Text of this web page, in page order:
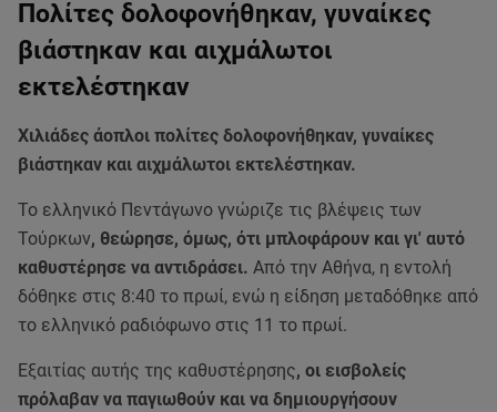
Πολίτες δολοφονήθηκαν, γυναίκες
βιάστηκαν και αιχμάλωτοι
εκτελέστηκαν
Χιλιάδες άοπλοι πολίτες δολοφονήθηκαν, γυναίκες
βιάστηκαν και αιχμάλωτοι εκτελέστηκαν.
Το ελληνικό Πεντάγωνο γνώριζε τις βλέψεις των
Τούρκων, θεώρησε, όμως, ότι μπλοφάρουν και γι' αυτό
καθυστέρησε να αντιδράσει. Από την Αθήνα, η εντολή
δόθηκε στις 8:40 το πρωί, ενώ η είδηση μεταδόθηκε από
το ελληνικό ραδιόφωνο στις 11 το πρωί.
Εξαιτίας αυτής της καθυστέρησης, οι εισβολείς
πρόλαβαν να παγιωθούν και να δημιουργήσουν